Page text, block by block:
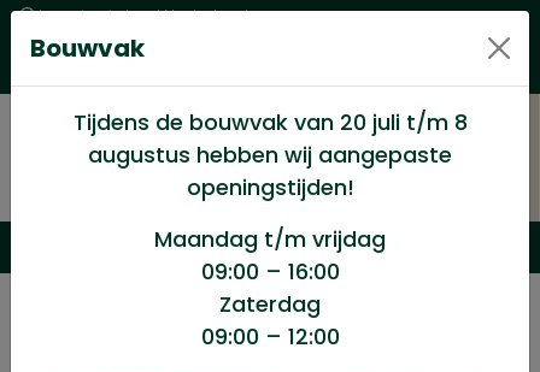
Levering in heel Nederland
Goede kwaliteitsproducten met een eerlijke prijs
Verf en Verfwaren/
Verfijn Zwarte teer 750ml
Bouwvak
Tijdens de bouwvak van 20 juli t/m 8
augustus hebben wij aangepaste
openingstijden!
Maandag t/m vrijdag
09:00 – 16:00
Zaterdag
09:00 – 12:00